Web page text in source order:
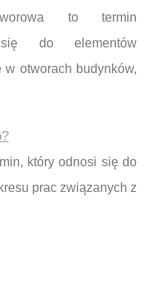
to termin
się do elementów
otworach budynków,
który odnosi się do
prac związanych z